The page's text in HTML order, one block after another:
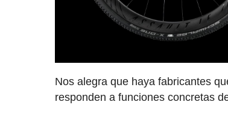
Nos alegra que haya fabricantes
responden a funciones concretas